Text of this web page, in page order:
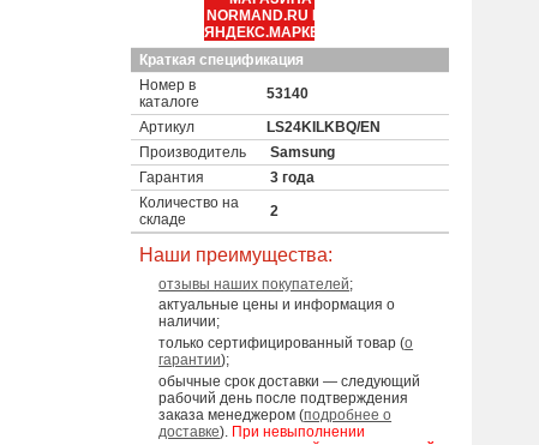
Краткая спецификация
Номер в
каталоге
53140
Артикул
LS24KILKBQ/EN
Производитель
Samsung
Гарантия
3 года
Количество на
складе
2
Наши преимущества:
отзывы наших покупателей;
актуальные цены и информация о
наличии;
только сертифицированный товар (о
гарантии);
обычные срок доставки — следующий
рабочий день после подтверждения
заказа менеджером (подробнее о
доставке). При невыполнении